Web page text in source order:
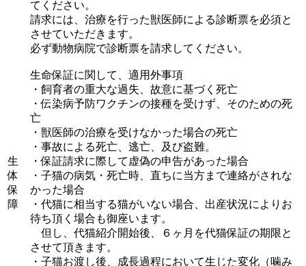
生
体
保
障
てください。
請求には、治療を行った獣医師による診断票を必須と
させていただきます。
必ず動物病院で診断票を請求してください。
生命保証に関して、適用外事項
・飼育者の重大な過失、故意に基づく死亡
・伝染病予防ワクチンの接種を受けず、そのための死
亡
・獣医師の治療を受けなかった場合の死亡
・事故による死亡、逃亡、及び盗難。
・保証請求に際して虚偽の申告があった場合
・子猫の病気・死亡時、直ちに当方まで連絡がされな
かった場合
・代猫に相当する猫がいない場合、出産状況によりお
待ち頂く場合も御座います。
但し、代猫紹介開始後、６ヶ月を代猫保証の期限と
させて頂きます。
・子猫お渡し後、成長過程において生じた変化（噛み